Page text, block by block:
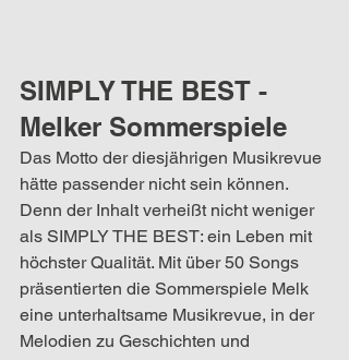
SIMPLY THE BEST -
Melker Sommerspiele
Das Motto der diesjährigen Musikrevue
hätte passender nicht sein können.
Denn der Inhalt verheißt nicht weniger
als SIMPLY THE BEST: ein Leben mit
höchster Qualität. Mit über 50 Songs
präsentierten die Sommerspiele Melk
eine unterhaltsame Musikrevue, in der
Melodien zu Geschichten und